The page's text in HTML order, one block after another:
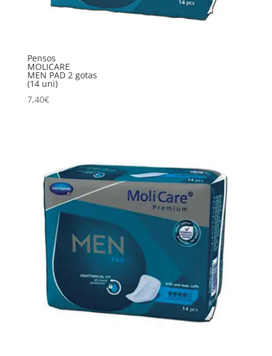
Pensos
MOLICARE
MEN PAD 2 gotas
(14 uni)
7,40€